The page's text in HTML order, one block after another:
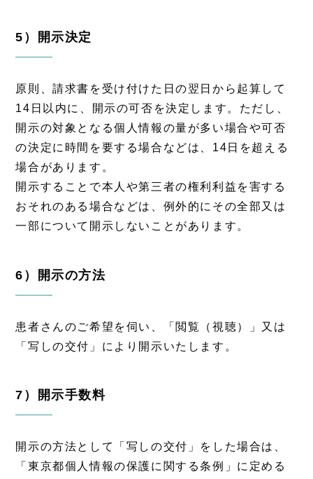
5）開示決定
原則、請求書を受け付けた日の翌日から起算して
14日以内に、開示の可否を決定します。ただし、
開示の対象となる個人情報の量が多い場合や可否
の決定に時間を要する場合などは、14日を超える
場合があります。
開示することで本人や第三者の権利利益を害する
おそれのある場合などは、例外的にその全部又は
一部について開示しないことがあります。
6）開示の方法
患者さんのご希望を伺い、「閲覧（視聴）」又は
「写しの交付」により開示いたします。
7）開示手数料
開示の方法として「写しの交付」をした場合は、
「東京都個人情報の保護に関する条例」に定める